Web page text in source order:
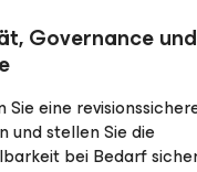
Governance und
eine
und stellen Sie die
bei Bedarf